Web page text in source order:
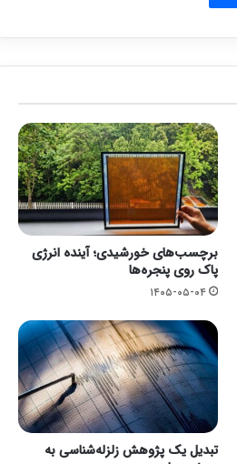
برچسب‌های خورشیدی؛ آینده انرژی
پاک روی پنجره‌ها
۱۴۰۵-۰۵-۰۴
تبدیل یک پژوهش زلزله‌شناسی به